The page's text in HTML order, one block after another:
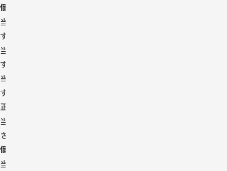
個人情報の管理について
当社は、適法かつ公正な手段によって、個人情報を取得致しま
す。
当社は、個人情報の正確性を保ち、これを安全に管理致しま
す。
当社は、個人情報の紛失、破壊、改ざん及び漏えいなどを防止
するため、不正アクセス、コンピュータウイルス等に対する適
正な情報セキュリティ対策を講じます。
当社は、個人情報を持ち出し、外部へ送信する等により漏えい
させません。
個人情報の開示訂正・利用停止・消去について
当社は、本人が自己の個人情報について、開示・訂正・利用停